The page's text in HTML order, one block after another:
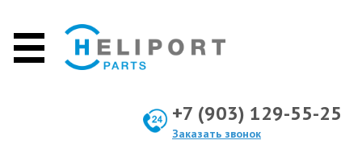
+7 (903) 129-55-25
Заказать звонок